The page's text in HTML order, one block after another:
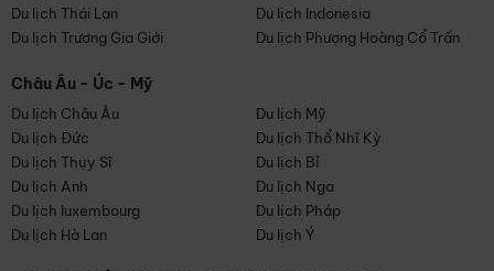
Du lịch Thái Lan
Du lịch Indonesia
Du lịch Trương Gia Giới
Du lịch Phượng Hoàng Cổ Trấn
Châu Âu - Úc - Mỹ
Du lịch Châu Âu
Du lịch Mỹ
Du lịch Đức
Du lịch Thổ Nhĩ Kỳ
Du lịch Thụy Sĩ
Du lịch Bỉ
Du lịch Anh
Du lịch Nga
Du lịch luxembourg
Du lịch Pháp
Du lịch Hà Lan
Du lịch Ý